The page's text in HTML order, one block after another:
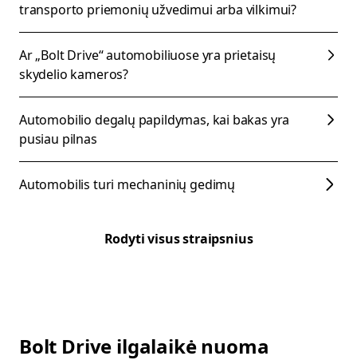
transporto priemonių užvedimui arba vilkimui?
Ar „Bolt Drive“ automobiliuose yra prietaisų
skydelio kameros?
Automobilio degalų papildymas, kai bakas yra
pusiau pilnas
Automobilis turi mechaninių gedimų
Rodyti visus straipsnius
Bolt Drive ilgalaikė nuoma